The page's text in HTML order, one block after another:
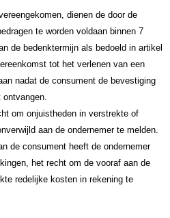
dienen de door de
te worden voldaan binnen 7
de bedenktermijn als bedoeld in artikel
tot het verlenen van een
nadat de consument de bevestiging
om onjuistheden in verstrekte of
aan de ondernemer te melden.
de consument heeft de ondernemer
het recht om de vooraf aan de
redelijke kosten in rekening te